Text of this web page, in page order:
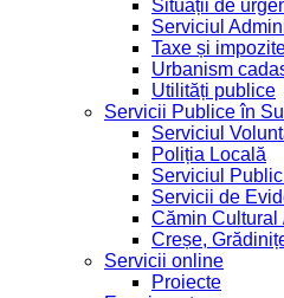
Situații de
Serviciul
Taxe și
Urbanism
Utilități publice
Servicii Publice în
Serviciul
Poliția Locală
Serviciul
Servicii de
Cămin Cultural
Creșe,
Servicii online
Proiecte